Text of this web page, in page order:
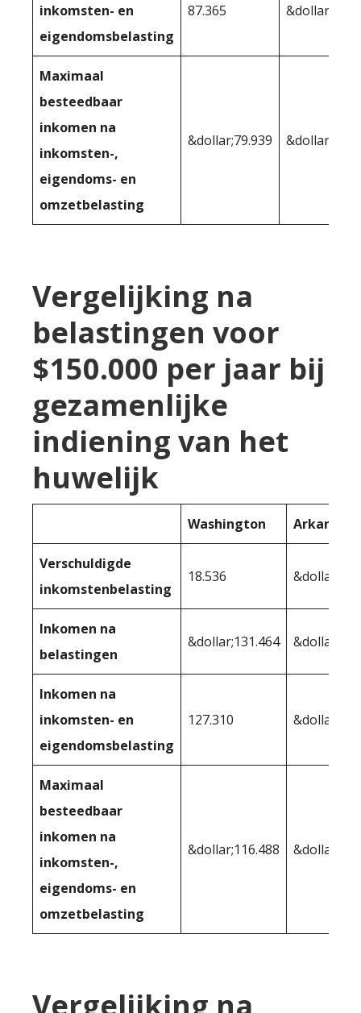
inkomsten- en
eigendomsbelasting
87.365
Maximaal
besteedbaar
inkomen na
inkomsten-,
eigendoms- en
omzetbelasting
&dollar;79.939
Vergelijking na
belastingen voor
$150.000 per jaar bij
gezamenlijke
indiening van het
huwelijk
Washington Arkansas
Verschuldigde
inkomstenbelasting
18.536
Inkomen na
belastingen
&dollar;131.464
Inkomen na
inkomsten- en
eigendomsbelasting
127.310
Maximaal
besteedbaar
inkomen na
inkomsten-,
eigendoms- en
omzetbelasting
&dollar;116.488